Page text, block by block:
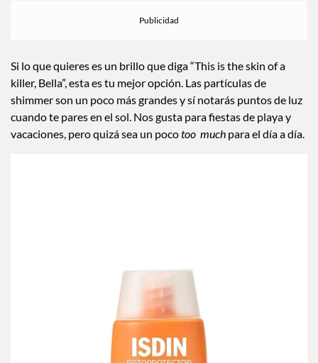
Si lo que quieres es un brillo que diga “This is the skin of a
killer, Bella”, esta es tu mejor opción. Las partículas de
shimmer son un poco más grandes y sí notarás puntos de luz
cuando te pares en el sol. Nos gusta para fiestas de playa y
vacaciones, pero quizá sea un pocotoo much para el día a día.